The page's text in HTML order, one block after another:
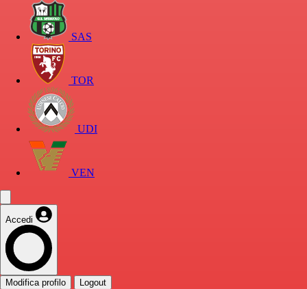
SAS
TOR
UDI
VEN
Accedi
Modifica profilo Logout